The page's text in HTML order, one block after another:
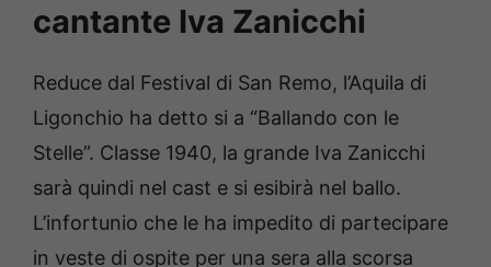
cantante Iva Zanicchi
Reduce dal Festival di San Remo, l’Aquila di
Ligonchio ha detto si a “Ballando con le
Stelle”. Classe 1940, la grande Iva Zanicchi
sarà quindi nel cast e si esibirà nel ballo.
L’infortunio che le ha impedito di partecipare
in veste di ospite per una sera alla scorsa